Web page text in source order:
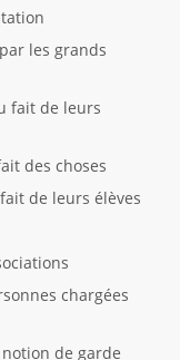
les grands
fait de leurs
des choses
de leurs élèves
chargées
de garde